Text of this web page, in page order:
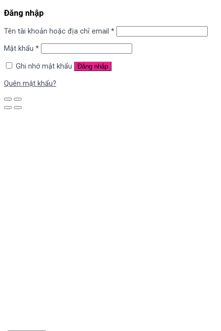
Đăng nhập
Tên tài khoản hoặc địa chỉ email *
Mật khẩu *
Ghi nhớ mật khẩu Đăng nhập
Quên mật khẩu?